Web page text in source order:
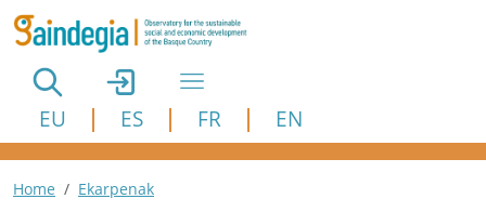
Skip to main content
EU ES FR EN
Breadcrumb
Home Ekarpenak